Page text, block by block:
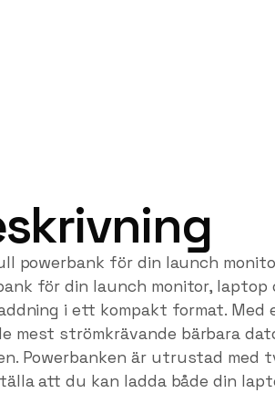
powerbank för din launch
för din launch monitor, laptop
i ett kompakt format. Med
mest strömkrävande bärbara
Powerbanken är utrustad med
att du kan ladda både din